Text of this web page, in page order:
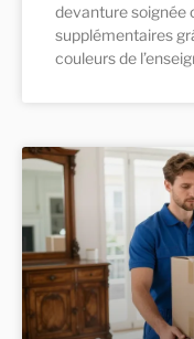
devanture soignée
supplémentaires
couleurs de